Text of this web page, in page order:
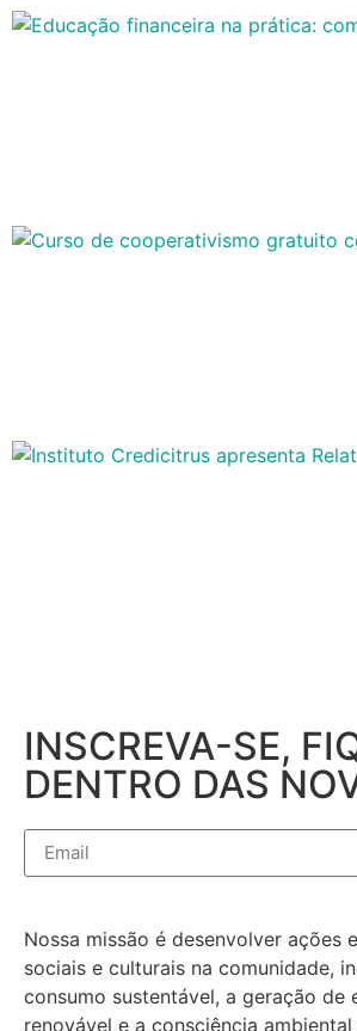
INSCREVA-SE,
DENTRO DAS
Nossa missão é desenvolver ações
sociais e culturais na comunidade,
consumo sustentável, a geração de
renovável e a consciência